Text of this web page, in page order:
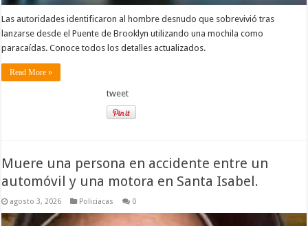
Las autoridades identificaron al hombre desnudo que sobrevivió tras
lanzarse desde el Puente de Brooklyn utilizando una mochila como
paracaídas. Conoce todos los detalles actualizados.
Read More »
tweet
Muere una persona en accidente entre un
automóvil y una motora en Santa Isabel.
agosto 3, 2026 Policiacas 0